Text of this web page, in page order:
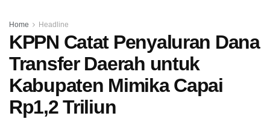
Home Headline
KPPN Catat Penyaluran Dana
Transfer Daerah untuk
Kabupaten Mimika Capai
Rp1,2 Triliun